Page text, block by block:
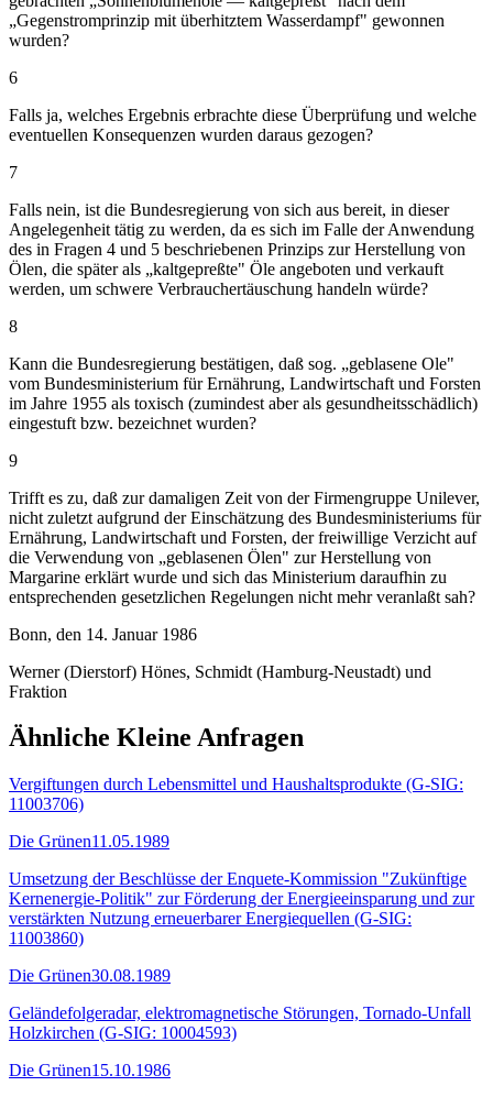
„Gegenstromprinzip mit überhitztem Wasserdampf" gewonnen
wurden?
6
Falls ja, welches Ergebnis erbrachte diese Überprüfung und welche
eventuellen Konsequenzen wurden daraus gezogen?
7
Falls nein, ist die Bundesregierung von sich aus bereit, in dieser
Angelegenheit tätig zu werden, da es sich im Falle der Anwendung
des in Fragen 4 und 5 beschriebenen Prinzips zur Herstellung von
Ölen, die später als „kaltgepreßte" Öle angeboten und verkauft
werden, um schwere Verbrauchertäuschung handeln würde?
8
Kann die Bundesregierung bestätigen, daß sog. „geblasene Ole"
vom Bundesministerium für Ernährung, Landwirtschaft und Forsten
im Jahre 1955 als toxisch (zumindest aber als gesundheitsschädlich)
eingestuft bzw. bezeichnet wurden?
9
Trifft es zu, daß zur damaligen Zeit von der Firmengruppe Unilever,
nicht zuletzt aufgrund der Einschätzung des Bundesministeriums für
Ernährung, Landwirtschaft und Forsten, der freiwillige Verzicht auf
die Verwendung von „geblasenen Ölen" zur Herstellung von
Margarine erklärt wurde und sich das Ministerium daraufhin zu
entsprechenden gesetzlichen Regelungen nicht mehr veranlaßt sah?
Bonn, den 14. Januar 1986
Werner (Dierstorf) Hönes, Schmidt (Hamburg-Neustadt) und
Fraktion
Ähnliche Kleine Anfragen
Vergiftungen durch Lebensmittel und Haushaltsprodukte (G-SIG:
11003706)
Die Grünen11.05.1989
Umsetzung der Beschlüsse der Enquete-Kommission "Zukünftige
Kernenergie-Politik" zur Förderung der Energieeinsparung und zur
verstärkten Nutzung erneuerbarer Energiequellen (G-SIG:
11003860)
Die Grünen30.08.1989
Geländefolgeradar, elektromagnetische Störungen, Tornado-Unfall
Holzkirchen (G-SIG: 10004593)
Die Grünen15.10.1986